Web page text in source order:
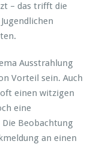
– das trifft die
Ausstrahlung
Vorteil sein. Auch
einen witzigen
eine
Beobachtung
an einen